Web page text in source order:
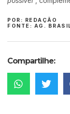
POR: REDAÇÃO
FONTE: AG.
Compartilhe: